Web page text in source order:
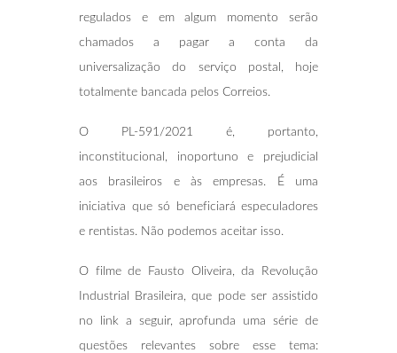
regulados e em algum momento serão
chamados a pagar a conta da
universalização do serviço postal, hoje
totalmente bancada pelos Correios.
O PL-591/2021 é, portanto,
inconstitucional, inoportuno e prejudicial
aos brasileiros e às empresas. É uma
iniciativa que só beneficiará especuladores
e rentistas. Não podemos aceitar isso.
O filme de Fausto Oliveira, da Revolução
Industrial Brasileira, que pode ser assistido
no link a seguir, aprofunda uma série de
questões relevantes sobre esse tema: